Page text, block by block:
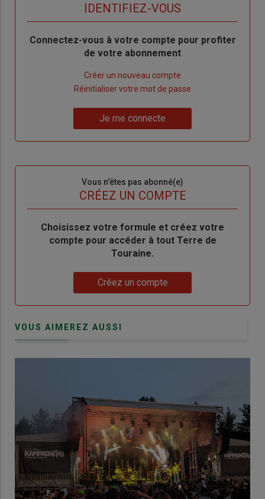
IDENTIFIEZ-VOUS
Body
Connectez-vous à votre compte pour profiter
de votre abonnement
Créer un nouveau compte
de
Réinitialiser votre mot de passe
me
Je me connecte
Vous n'êtes pas abonné(e)
CRÉEZ UN COMPTE
BodyChoisissez votre formule et créez votre
compte pour accéder à tout Terre de
Touraine.
Créez un compte
VOUS AIMEREZ AUSSI